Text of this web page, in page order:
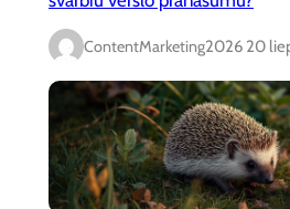
ContentMarketing2026 20